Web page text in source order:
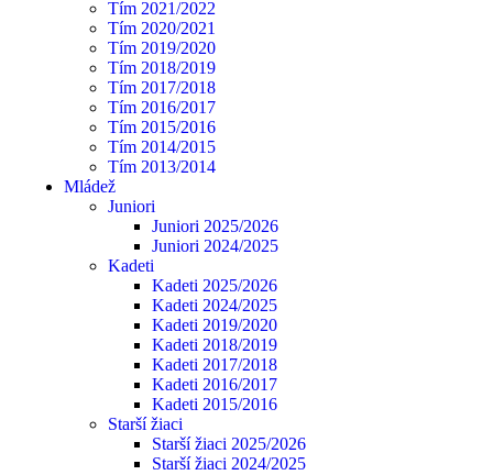
Tím 2021/2022
Tím 2020/2021
Tím 2019/2020
Tím 2018/2019
Tím 2017/2018
Tím 2016/2017
Tím 2015/2016
Tím 2014/2015
Tím 2013/2014
Mládež
Juniori
Juniori 2025/2026
Juniori 2024/2025
Kadeti
Kadeti 2025/2026
Kadeti 2024/2025
Kadeti 2019/2020
Kadeti 2018/2019
Kadeti 2017/2018
Kadeti 2016/2017
Kadeti 2015/2016
Starší žiaci
Starší žiaci 2025/2026
Starší žiaci 2024/2025